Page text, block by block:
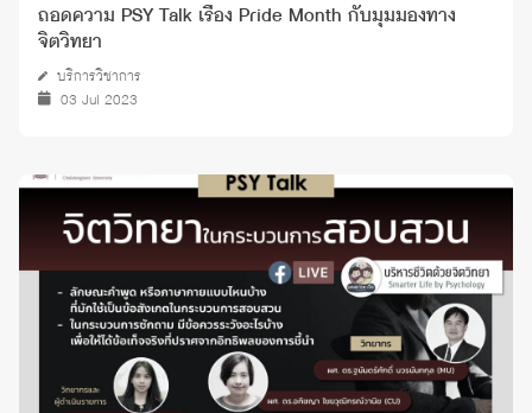
ถอดความ PSY Talk เรื่อง Pride Month กับมุมมองทาง
จิตวิทยา
บริการวิชาการ
03 Jul 2023